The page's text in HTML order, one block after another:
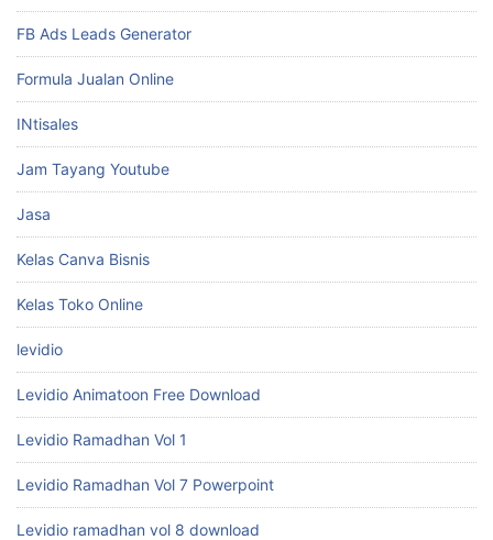
FB Ads Leads Generator
Formula Jualan Online
INtisales
Jam Tayang Youtube
Jasa
Kelas Canva Bisnis
Kelas Toko Online
levidio
Levidio Animatoon Free Download
Levidio Ramadhan Vol 1
Levidio Ramadhan Vol 7 Powerpoint
Levidio ramadhan vol 8 download